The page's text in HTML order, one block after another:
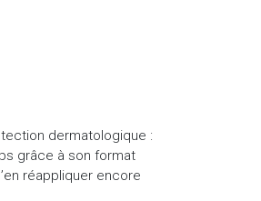
dermatologique :
grâce à son format
réappliquer encore